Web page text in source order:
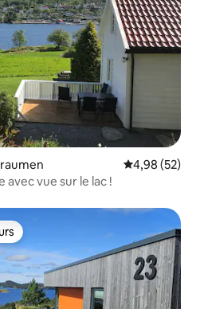
Note
4,98 (52)
vue sur le lac !
les plus aimés